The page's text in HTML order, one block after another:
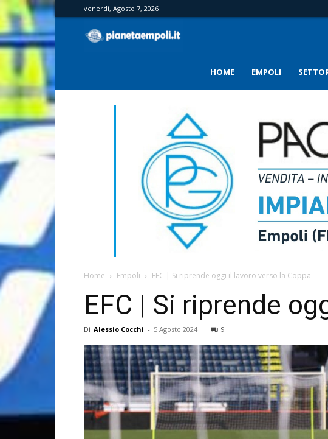
venerdì, Agosto 7, 2026
HOME EMPOLI
Home Empoli EFC | Si riprende oggi il lavoro verso la Coppa
EFC | Si riprende
Di Alessio Cocchi - 5 Agosto 2024 9